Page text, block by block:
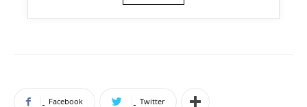
Facebook Twitter